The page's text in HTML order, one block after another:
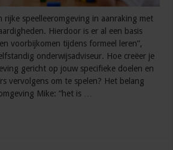
rijke speelleeromgeving in aanraking met
Hierdoor is er al een basis
voorbijkomen tijdens formeel leren”,
onderwijsadviseur. Hoe creëer je
gericht op jouw specifieke doelen en
vervolgens om te spelen? Het belang
Mike: “het is …